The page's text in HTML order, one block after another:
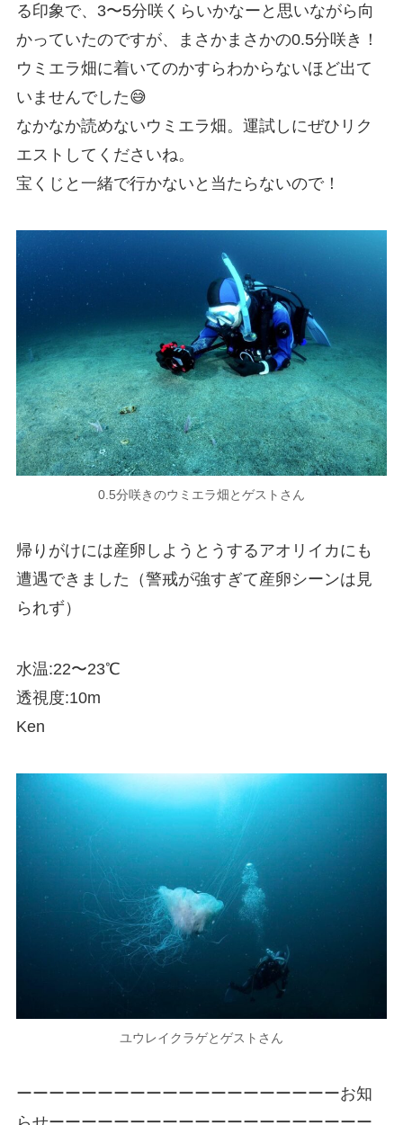
る印象で、3〜5分咲くらいかなーと思いながら向
かっていたのですが、まさかまさかの0.5分咲き！
ウミエラ畑に着いてのかすらわからないほど出て
いませんでした😅
なかなか読めないウミエラ畑。運試しにぜひリク
エストしてくださいね。
宝くじと一緒で行かないと当たらないので！
0.5分咲きのウミエラ畑とゲストさん
帰りがけには産卵しようとうするアオリイカにも
遭遇できました（警戒が強すぎて産卵シーンは見
られず）
水温:22〜23℃
透視度:10m
Ken
ユウレイクラゲとゲストさん
ーーーーーーーーーーーーーーーーーーーーお知